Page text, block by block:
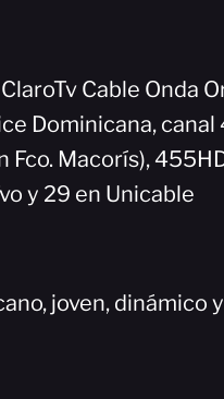
Cable Onda
Dominicana, canal
Fco. Macorís),
y 29 en Unicable
joven, dinámico